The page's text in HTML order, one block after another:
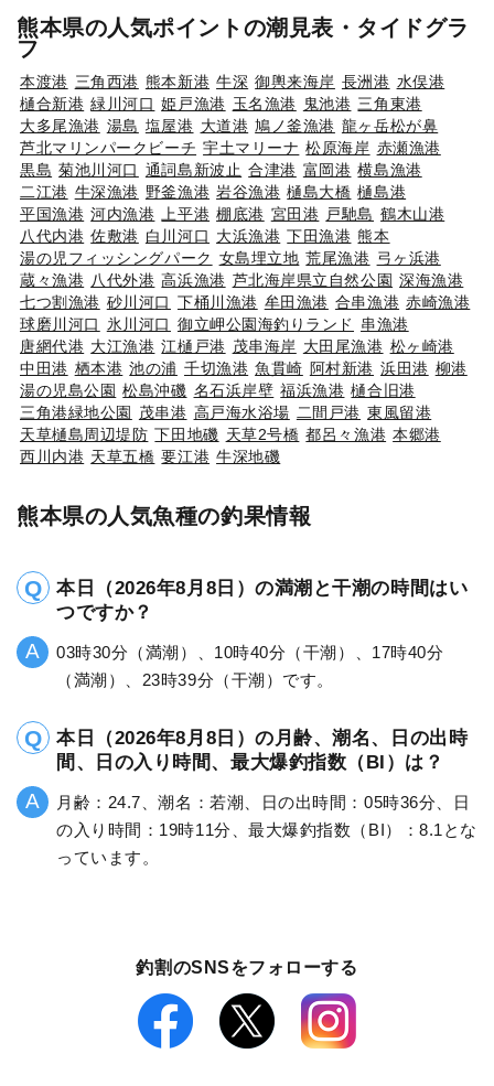
熊本県の人気ポイントの潮見表・タイドグラ
フ
本渡港 三角西港 熊本新港 牛深 御輿来海岸 長洲港 水俣港
樋合新港 緑川河口 姫戸漁港 玉名漁港 鬼池港 三角東港
大多尾漁港 湯島 塩屋港 大道港 鳩ノ釜漁港 龍ヶ岳松が鼻
芦北マリンパークビーチ 宇土マリーナ 松原海岸 赤瀬漁港
黒島 菊池川河口 通詞島新波止 合津港 富岡港 横島漁港
二江港 牛深漁港 野釜漁港 岩谷漁港 樋島大橋 樋島港
平国漁港 河内漁港 上平港 棚底港 宮田港 戸馳島 鶴木山港
八代内港 佐敷港 白川河口 大浜漁港 下田漁港 熊本
湯の児フィッシングパーク 女島埋立地 荒尾漁港 弓ヶ浜港
蔵々漁港 八代外港 高浜漁港 芦北海岸県立自然公園 深海漁港
七つ割漁港 砂川河口 下桶川漁港 牟田漁港 合串漁港 赤崎漁港
球磨川河口
氷川河口 御立岬公園海釣りランド
串漁港
唐網代港 大江漁港 江樋戸港 茂串海岸 大田尾漁港 松ヶ崎港
中田港 栖本港 池の浦 千切漁港 魚貫崎 阿村新港 浜田港 柳港
湯の児島公園 松島沖磯 名石浜岸壁 福浜漁港 樋合旧港
三角港緑地公園 茂串港 高戸海水浴場 二間戸港 東風留港
天草樋島周辺堤防 下田地磯 天草2号橋 都呂々漁港 本郷港
西川内港 天草五橋 要江港 牛深地磯
熊本県の人気魚種の釣果情報
本日（2026年8月8日）の満潮と干潮の時間はい
つですか？
03時30分（満潮）、10時40分（干潮）、17時40分
（満潮）、23時39分（干潮）です。
本日（2026年8月8日）の月齢、潮名、日の出時
間、日の入り時間、最大爆釣指数（BI）は？
月齢：24.7、潮名：若潮、日の出時間：05時36分、日
の入り時間：19時11分、最大爆釣指数（BI）：8.1とな
っています。
釣割のSNSをフォローする